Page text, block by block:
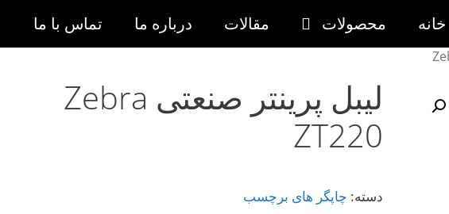
خانه محصولات مقالات درباره ما تماس با ما
لیبل پرینتر صنعتی Zebra
ZT220
دسته: چاپگر های برچسب